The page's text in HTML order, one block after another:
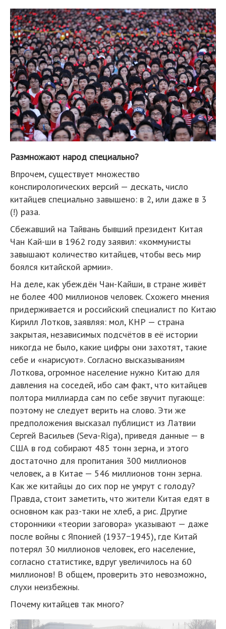
Размножают народ специально?
Впрочем, существует множество
конспирологических версий — дескать, число
китайцев специально завышено: в 2, или даже в 3
(!) раза.
Сбежавший на Тайвань бывший президент Китая
Чан Кай-ши в 1962 году заявил: «коммунисты
завышают количество китайцев, чтобы весь мир
боялся китайской армии».
На деле, как убеждён Чан-Кайши, в стране живёт
не более 400 миллионов человек. Схожего мнения
придерживается и российский специалист по Китаю
Кирилл Лотков, заявляя: мол, КНР — страна
закрытая, независимых подсчётов в её истории
никогда не было, какие цифры они захотят, такие
себе и «нарисуют». Согласно высказываниям
Лоткова, огромное население нужно Китаю для
давления на соседей, ибо сам факт, что китайцев
полтора миллиарда сам по себе звучит пугающе:
поэтому не следует верить на слово. Эти же
предположения высказал публицист из Латвии
Сергей Васильев (Seva-Riga), приведя данные — в
США в год собирают 485 тонн зерна, и этого
достаточно для пропитания 300 миллионов
человек, а в Китае — 546 миллионов тонн зерна.
Как же китайцы до сих пор не умрут с голоду?
Правда, стоит заметить, что жители Китая едят в
основном как раз-таки не хлеб, а рис. Другие
сторонники «теории заговора» указывают — даже
после войны с Японией (1937−1945), где Китай
потерял 30 миллионов человек, его население,
согласно статистике, вдруг увеличилось на 60
миллионов! В общем, проверить это невозможно,
слухи неизбежны.
Почему китайцев так много?